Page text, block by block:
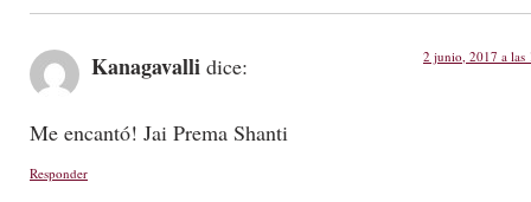
Kanagavalli dice: 2 junio, 2017 a las
Me encantó! Jai Prema Shanti
Responder